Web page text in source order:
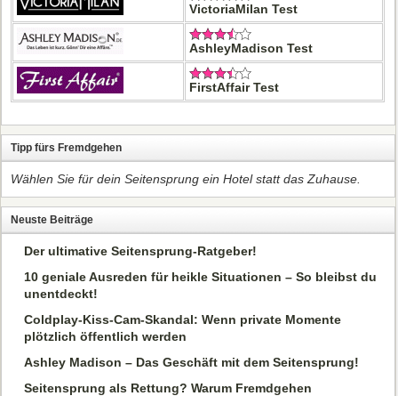
VictoriaMilan Test
AshleyMadison Test
FirstAffair Test
Tipp fürs Fremdgehen
Wählen Sie für dein Seitensprung ein Hotel statt das Zuhause.
Neuste Beiträge
Der ultimative Seitensprung-Ratgeber!
10 geniale Ausreden für heikle Situationen – So bleibst du
unentdeckt!
Coldplay-Kiss-Cam-Skandal: Wenn private Momente
plötzlich öffentlich werden
Ashley Madison – Das Geschäft mit dem Seitensprung!
Seitensprung als Rettung? Warum Fremdgehen